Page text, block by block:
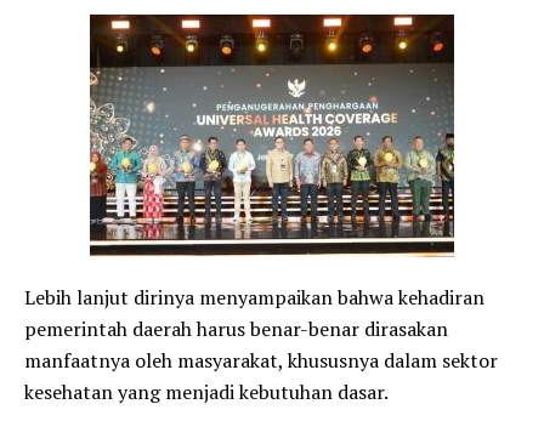
Lebih lanjut dirinya menyampaikan bahwa kehadiran
pemerintah daerah harus benar-benar dirasakan
manfaatnya oleh masyarakat, khususnya dalam sektor
kesehatan yang menjadi kebutuhan dasar.